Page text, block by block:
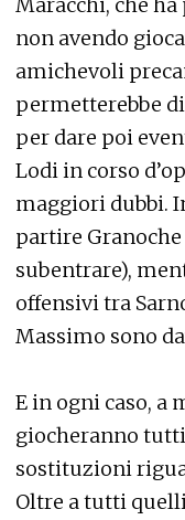
non avendo
amichevoli
permetterebbe
per dare poi
Lodi in corso
maggiori dubbi.
partire
subentrare),
offensivi tra
Massimo sono
E in ogni caso, a
giocheranno
sostituzioni
Oltre a tutti